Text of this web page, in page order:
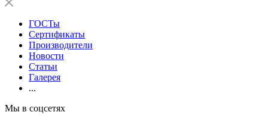
ГОСТы
Сертификаты
Производители
Новости
Статьи
Галерея
...
Мы в соцсетях